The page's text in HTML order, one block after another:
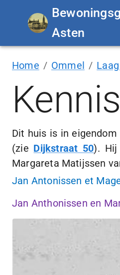
Asten
Home / Ommel /
Dit huis is in
(zie Dijkstraat 50). Hij
Margareta Matijssen
Jan Antonissen et
Jan Anthonissen en